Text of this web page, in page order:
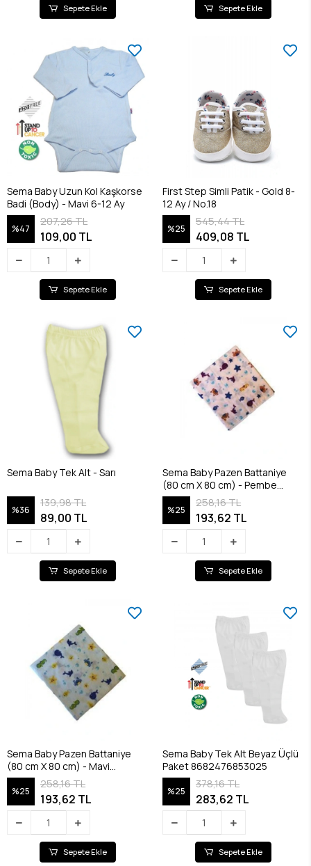
Sepete Ekle Sepete Ekle
Sema Baby Uzun Kol Kaşkorse
Badi (Body) - Mavi 6-12 Ay
%47
207,26 TL
109,00 TL
Sepete Ekle
First Step Simli Patik - Gold 8-
12 Ay / No.18
%25
545,44 TL
409,08 TL
Sepete Ekle
Sema Baby Tek Alt - Sarı
%36
139,98 TL
89,00 TL
Sepete Ekle
Sema Baby Pazen Battaniye
(80 cm X 80 cm) - Pembe
8682476853117
%25
258,16 TL
193,62 TL
Sepete Ekle
Sema Baby Pazen Battaniye
(80 cm X 80 cm) - Mavi
8682476853100
%25
258,16 TL
193,62 TL
Sepete Ekle
Sema Baby Tek Alt Beyaz Üçlü
Paket 8682476853025
%25
378,16 TL
283,62 TL
Sepete Ekle